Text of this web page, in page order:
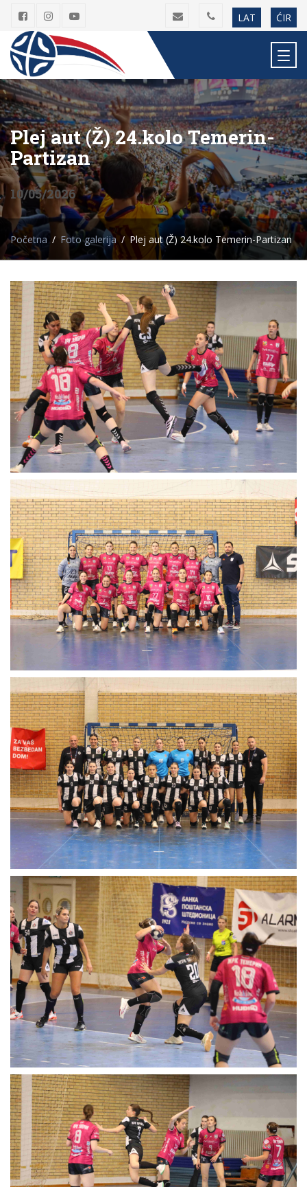
LAT ĆIR
Plej aut (Ž) 24.kolo Temerin-
Partizan
10/05/2026
Početna Foto galerija Plej aut (Ž) 24.kolo Temerin-Partizan